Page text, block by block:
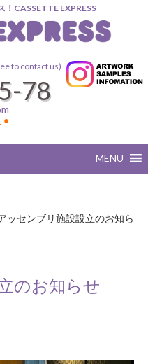
CASSETTE EXPRESS
to contact us)
78
ッセンブリ施設設立のお知ら
のお知らせ